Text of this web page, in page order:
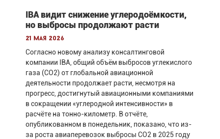
IBA видит снижение углеродоёмкости,
но выбросы продолжают расти
21 мая 2026
Согласно новому анализу консалтинговой
компании IBA, общий объём выбросов углекислого
газа (CO2) от глобальной авиационной
деятельности продолжает расти, несмотря на
прогресс, достигнутый авиационными компаниями
в сокращении «углеродной интенсивности» в
расчёте на тонно-километр. В отчёте,
опубликованном в понедельник, показано, что из-
за роста авиаперевозок выбросы CO2 в 2025 году